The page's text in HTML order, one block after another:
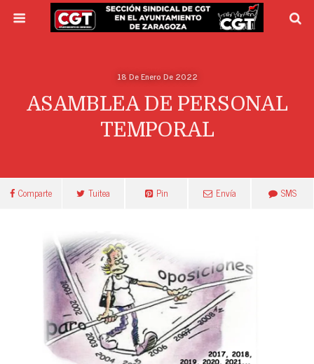
18 De Enero De 2022
ASAMBLEA DE PERSONAL
TEMPORAL
Comparte Tuitea Pin Envía SMS